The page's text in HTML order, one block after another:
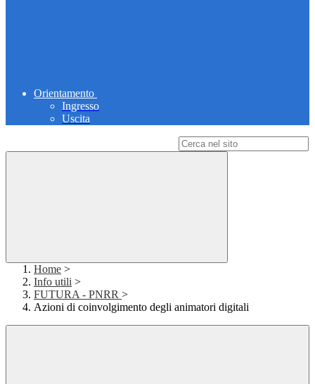
Orientamento
Ingresso
Uscita
Home >
Info utili >
FUTURA - PNRR >
Azioni di coinvolgimento degli animatori digitali